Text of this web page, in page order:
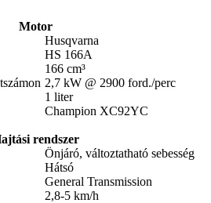
Motor
Husqvarna
HS 166A
166 cm³
2,7 kW @ 2900 ford./perc
1 liter
Champion XC92YC
rendszer
Önjáró, változtatható sebesség
Hátsó
General Transmission
2,8-5 km/h